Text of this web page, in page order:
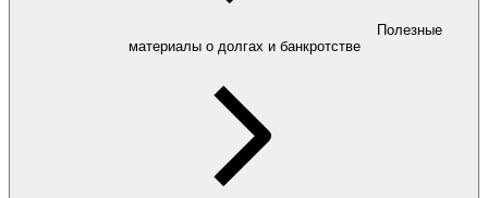
Полезные
материалы о долгах и банкротстве